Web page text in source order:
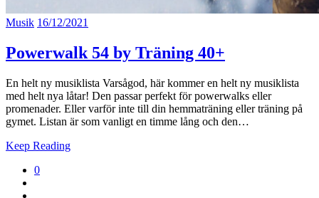
Musik 16/12/2021
Powerwalk 54 by Träning 40+
En helt ny musiklista Varsågod, här kommer en helt ny musiklista
med helt nya låtar! Den passar perfekt för powerwalks eller
promenader. Eller varför inte till din hemmaträning eller träning på
gymet. Listan är som vanligt en timme lång och den…
Keep Reading
0